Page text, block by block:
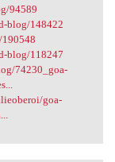
94589
blog/148422
blog/118247
74230_goa-
goa-